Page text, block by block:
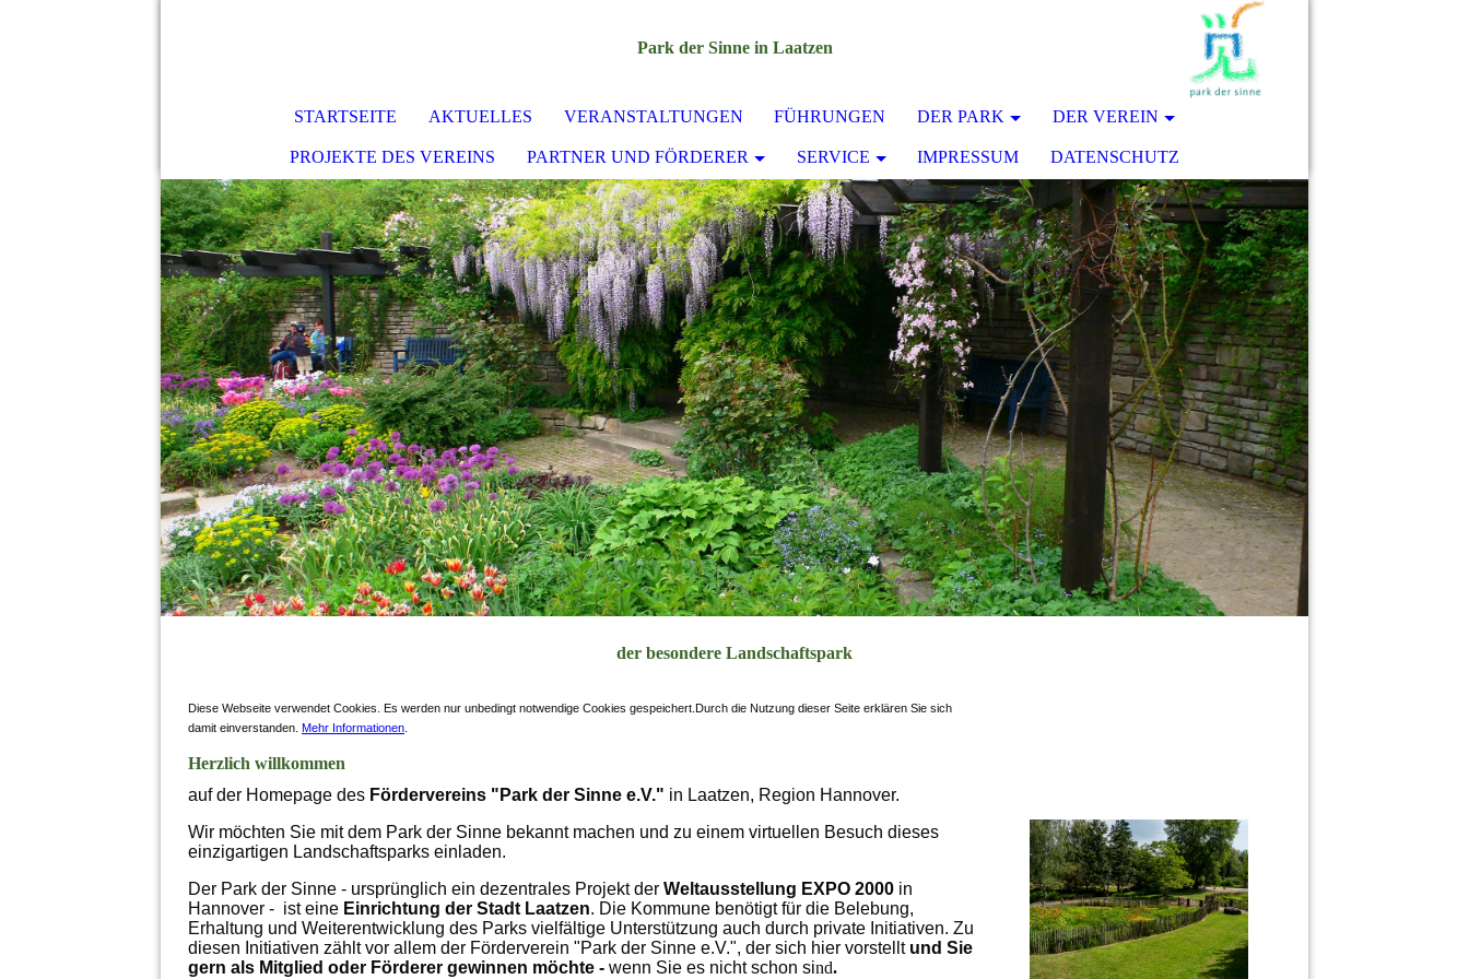
Park der Sinne in Laatzen
STARTSEITE AKTUELLES VERANSTALTUNGEN FÜHRUNGEN DER PARK DER VEREIN
PROJEKTE DES VEREINS PARTNER UND FÖRDERER SERVICE IMPRESSUM DATENSCHUTZ
der besondere Landschaftspark
Diese Webseite verwendet Cookies. Es werden nur unbedingt notwendige Cookies gespeichert.Durch die Nutzung dieser Seite erklären Sie sich
damit einverstanden. Mehr Informationen
Herzlich willkommen
auf der Homepage des Fördervereins "Park der Sinne e.V." in Laatzen, Region Hannover.
Wir möchten Sie mit dem Park der Sinne bekannt machen und zu einem virtuellen Besuch dieses
einzigartigen Landschaftsparks einladen.
Der Park der Sinne - ursprünglich ein dezentrales Projekt der Weltausstellung EXPO 2000 in
Hannover - ist eine Einrichtung der Stadt Laatzen. Die Kommune benötigt für die Belebung,
Erhaltung und Weiterentwicklung des Parks vielfältige Unterstützung auch durch private Initiativen. Zu
diesen Initiativen zählt vor allem der Förderverein "Park der Sinne e.V.", der sich hier vorstellt und Sie
gern als Mitglied oder Förderer gewinnen möchte - wenn Sie es nicht schon sind.